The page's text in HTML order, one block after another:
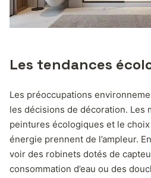
Les tendances
Les préoccupations
les décisions de décoration. Les
peintures écologiques et le choix
énergie prennent de l’ampleur.
voir des robinets dotés de
consommation d’eau ou des